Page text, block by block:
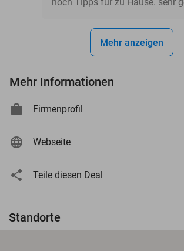
Mehr anzeigen
Mehr Informationen
Firmenprofil
Webseite
Teile diesen Deal
Standorte